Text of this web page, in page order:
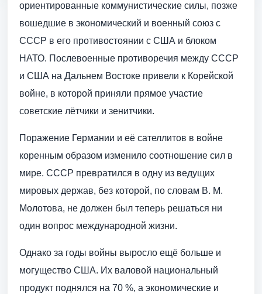
ориентированные коммунистические силы, позже
вошедшие в экономический и военный союз с
СССР в его противостоянии с США и блоком
НАТО. Послевоенные противоречия между СССР
и США на Дальнем Востоке привели к Корейской
войне, в которой приняли прямое участие
советские лётчики и зенитчики.
Поражение Германии и её сателлитов в войне
коренным образом изменило соотношение сил в
мире. СССР превратился в одну из ведущих
мировых держав, без которой, по словам В. М.
Молотова, не должен был теперь решаться ни
один вопрос международной жизни.
Однако за годы войны выросло ещё больше и
могущество США. Их валовой национальный
продукт поднялся на 70 %, а экономические и